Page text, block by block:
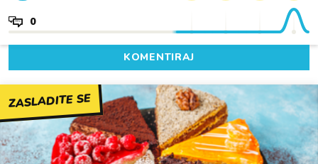
0
KOMENTIRAJ
ZASLADITE SE